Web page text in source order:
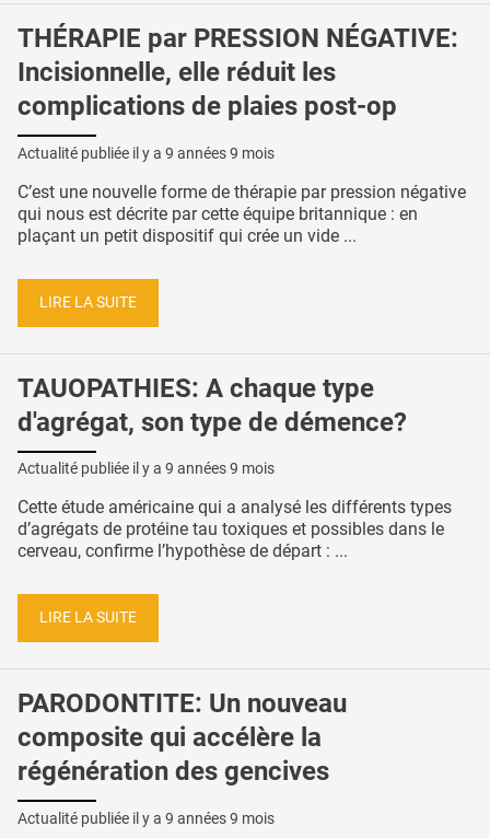
THÉRAPIE par PRESSION NÉGATIVE:
Incisionnelle, elle réduit les
complications de plaies post-op
Actualité publiée il y a 9 années 9 mois
C’est une nouvelle forme de thérapie par pression négative
qui nous est décrite par cette équipe britannique : en
plaçant un petit dispositif qui crée un vide ...
LIRE LA SUITE
TAUOPATHIES: A chaque type
d'agrégat, son type de démence?
Actualité publiée il y a 9 années 9 mois
Cette étude américaine qui a analysé les différents types
d’agrégats de protéine tau toxiques et possibles dans le
cerveau, confirme l’hypothèse de départ : ...
LIRE LA SUITE
PARODONTITE: Un nouveau
composite qui accélère la
régénération des gencives
Actualité publiée il y a 9 années 9 mois